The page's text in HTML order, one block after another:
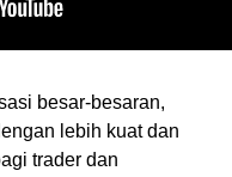
besar-besaran,
lebih kuat dan
trader dan